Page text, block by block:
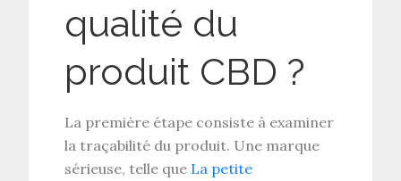
qualité du
produit CBD ?
La première étape consiste à examiner
la traçabilité du produit. Une marque
sérieuse, telle que La petite